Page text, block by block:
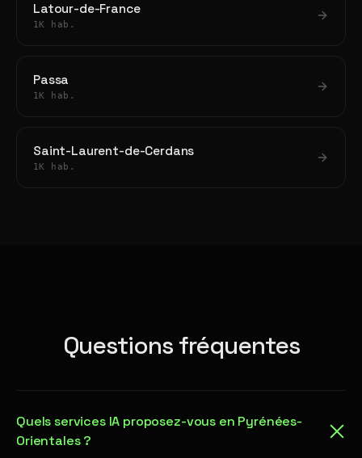
Latour-de-France
1K hab.
Passa
1K hab.
Saint-Laurent-de-Cerdans
1K hab.
Questions fréquentes
Quels services IA proposez-vous en Pyrénées-
Orientales ?